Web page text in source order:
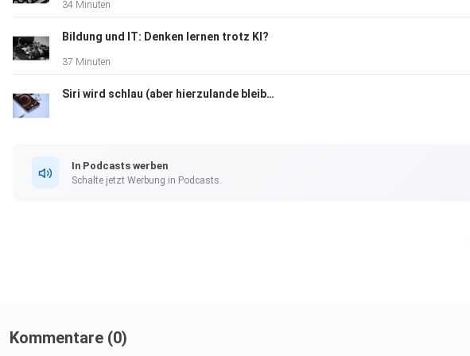
34 Minuten
Bildung und IT: Denken lernen trotz KI?
37 Minuten
Siri wird schlau (aber hierzulande bleibt sie dumm)
In Podcasts werben
Schalte jetzt Werbung in Podcasts.
Kommentare (0)